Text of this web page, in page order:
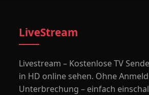
LiveStream
Livestream – Kostenlose TV
in HD online sehen. Ohne
Unterbrechung – einfach